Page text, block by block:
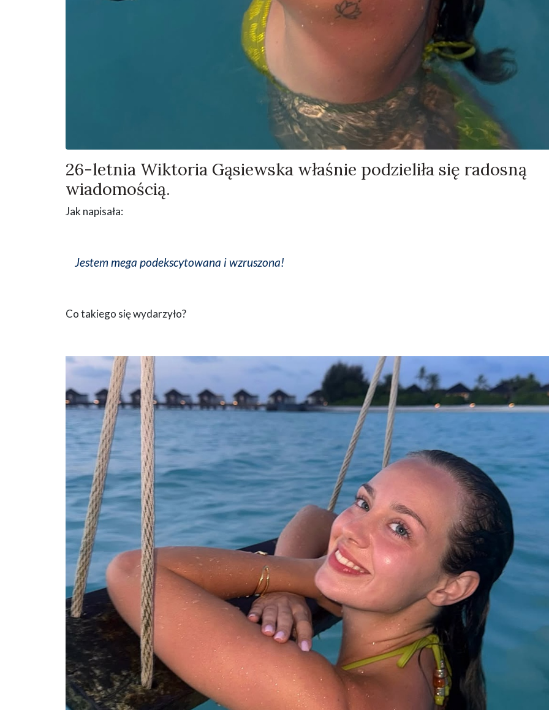
26-letnia Wiktoria Gąsiewska właśnie podzieliła się radosną
wiadomością.
Jak napisała:
Jestem mega podekscytowana i wzruszona!
Co takiego się wydarzyło?